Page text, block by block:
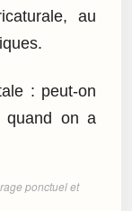
au
: peut-on
quand on a
ponctuel et